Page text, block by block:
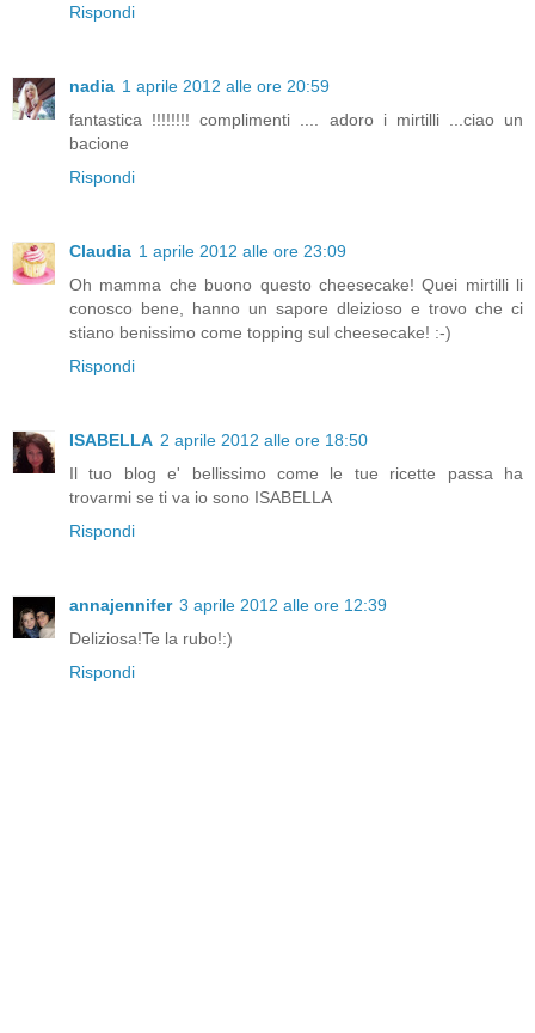
Rispondi
nadia 1 aprile 2012 alle ore 20:59
fantastica !!!!!!!! complimenti .... adoro i mirtilli ...ciao un
bacione
Rispondi
Claudia 1 aprile 2012 alle ore 23:09
Oh mamma che buono questo cheesecake! Quei mirtilli li
conosco bene, hanno un sapore dleizioso e trovo che ci
stiano benissimo come topping sul cheesecake! :-)
Rispondi
ISABELLA 2 aprile 2012 alle ore 18:50
Il tuo blog e' bellissimo come le tue ricette passa ha
trovarmi se ti va io sono ISABELLA
Rispondi
annajennifer 3 aprile 2012 alle ore 12:39
Deliziosa!Te la rubo!:)
Rispondi